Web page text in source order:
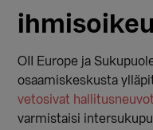
OII Europe ja
osaamiskeskusta
vetosivat
varmistaisi